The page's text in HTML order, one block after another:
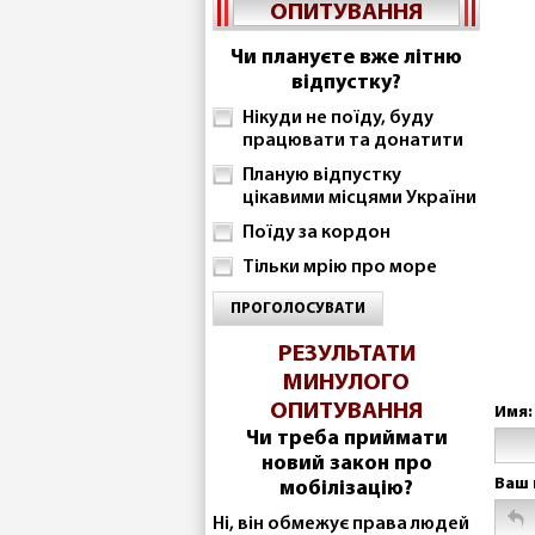
ОПИТУВАННЯ
Чи плануєте вже літню
відпустку?
Нікуди не поїду, буду
працювати та донатити
Планую відпустку
цікавими місцями України
Поїду за кордон
Тільки мрію про море
ПРОГОЛОСУВАТИ
РЕЗУЛЬТАТИ
МИНУЛОГО
ОПИТУВАННЯ
Чи треба приймати
новий закон про
мобілізацію?
Ні, він обмежує права людей
Имя:
Ваш